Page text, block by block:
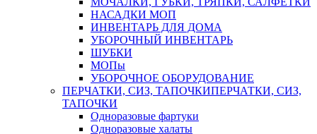
НАСАДКИ МОП
ИНВЕНТАРЬ ДЛЯ ДОМА
УБОРОЧНЫЙ ИНВЕНТАРЬ
ШУБКИ
МОПы
УБОРОЧНОЕ ОБОРУДОВАНИЕ
ПЕРЧАТКИ, СИЗ, ТАПОЧКИПЕРЧАТКИ, СИЗ,
ТАПОЧКИ
Одноразовые фартуки
Одноразовые халаты